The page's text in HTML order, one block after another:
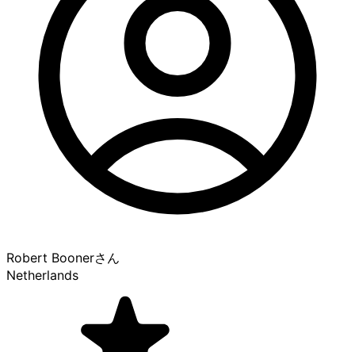
Robert Boonerさん
Netherlands